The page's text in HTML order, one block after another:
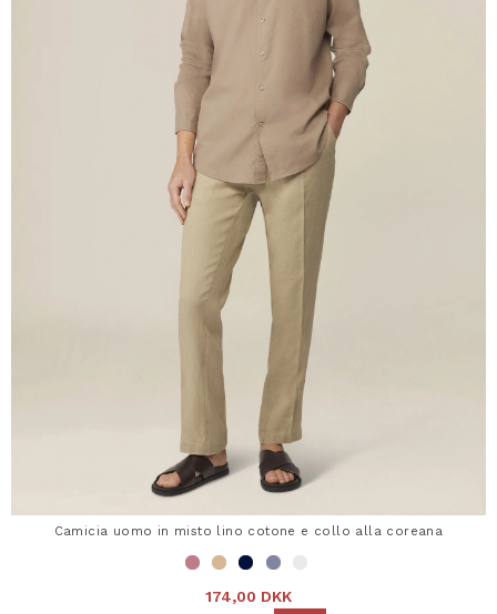
Camicia uomo in misto lino cotone e collo alla coreana
174,00 DKK